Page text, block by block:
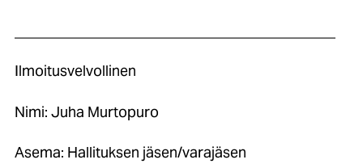
Ilmoitusvelvollinen
Nimi: Juha Murtopuro
Asema: Hallituksen jäsen/varajäsen